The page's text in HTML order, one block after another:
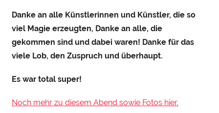
S
t
e
u
Danke an alle Künstlerinnen und Künstler, die so
viel Magie erzeugten, Danke an alle, die
gekommen sind und dabei waren! Danke für das
viele Lob, den Zuspruch und überhaupt.
Es war total super!
Noch mehr zu diesem Abend sowie Fotos hier.